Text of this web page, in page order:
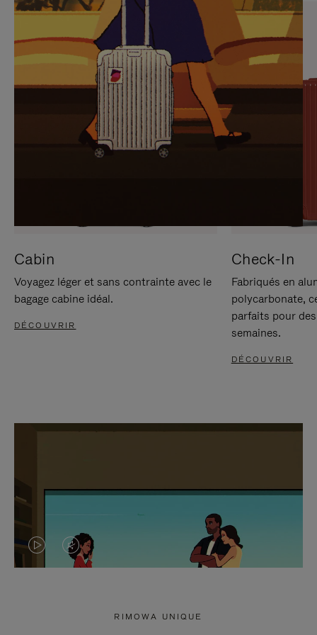
SUR
POUR
METTRE
PAUSE
VEUILLEZ
CLIQUER
POUR
RÉACTIVER
LE
SON
Cabin
Voyagez léger et sans contrainte avec le
bagage cabine idéal.
DÉCOUVRIR
Check-In
Fabriqués en
polycarbonate,
parfaits pour
semaines.
DÉCOUVRIR
LA LE
RIMOWA UNIQUE